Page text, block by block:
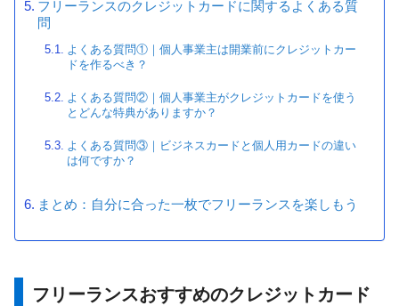
フリーランスのクレジットカードに関するよくある質
問
よくある質問①｜個人事業主は開業前にクレジットカー
ドを作るべき？
よくある質問②｜個人事業主がクレジットカードを使う
とどんな特典がありますか？
よくある質問③｜ビジネスカードと個人用カードの違い
は何ですか？
まとめ：自分に合った一枚でフリーランスを楽しもう
フリーランスおすすめのクレジットカード